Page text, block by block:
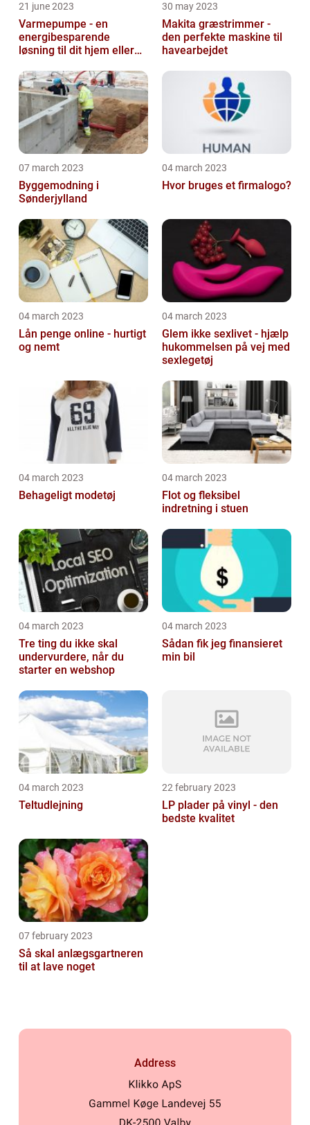
21 june 2023
Varmepumpe - en
energibesparende
løsning til dit hjem eller
30 may 2023
Makita græstrimmer -
den perfekte maskine til
havearbejdet
07 march 2023
Byggemodning i
Sønderjylland
04 march 2023
Hvor bruges et firmalogo?
04 march 2023
Lån penge online - hurtigt
og nemt
04 march 2023
Glem ikke sexlivet - hjælp
hukommelsen på vej med
sexlegetøj
04 march 2023
Behageligt modetøj
04 march 2023
Flot og fleksibel
indretning i stuen
04 march 2023
Tre ting du ikke skal
undervurdere, når du
starter en webshop
04 march 2023
Sådan fik jeg finansieret
min bil
04 march 2023
Teltudlejning
22 february 2023
LP plader på vinyl - den
bedste kvalitet
07 february 2023
Så skal anlægsgartneren
til at lave noget
Address